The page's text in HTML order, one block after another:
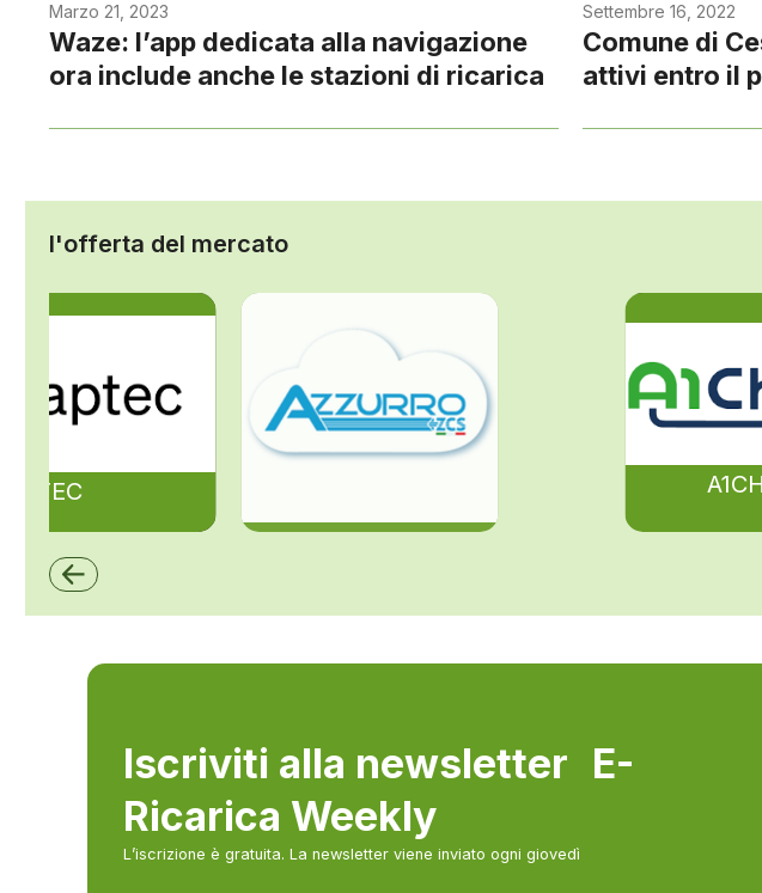
Marzo 21, 2023
Waze: l’app dedicata alla navigazione
ora include anche le stazioni di ricarica
Settembre 16, 2022
Comune di
attivi entro il
l'offerta del mercato
ZCS Azzurro
Iscriviti alla newsletter E-
Ricarica Weekly
L’iscrizione è gratuita. La newsletter viene inviato ogni giovedì